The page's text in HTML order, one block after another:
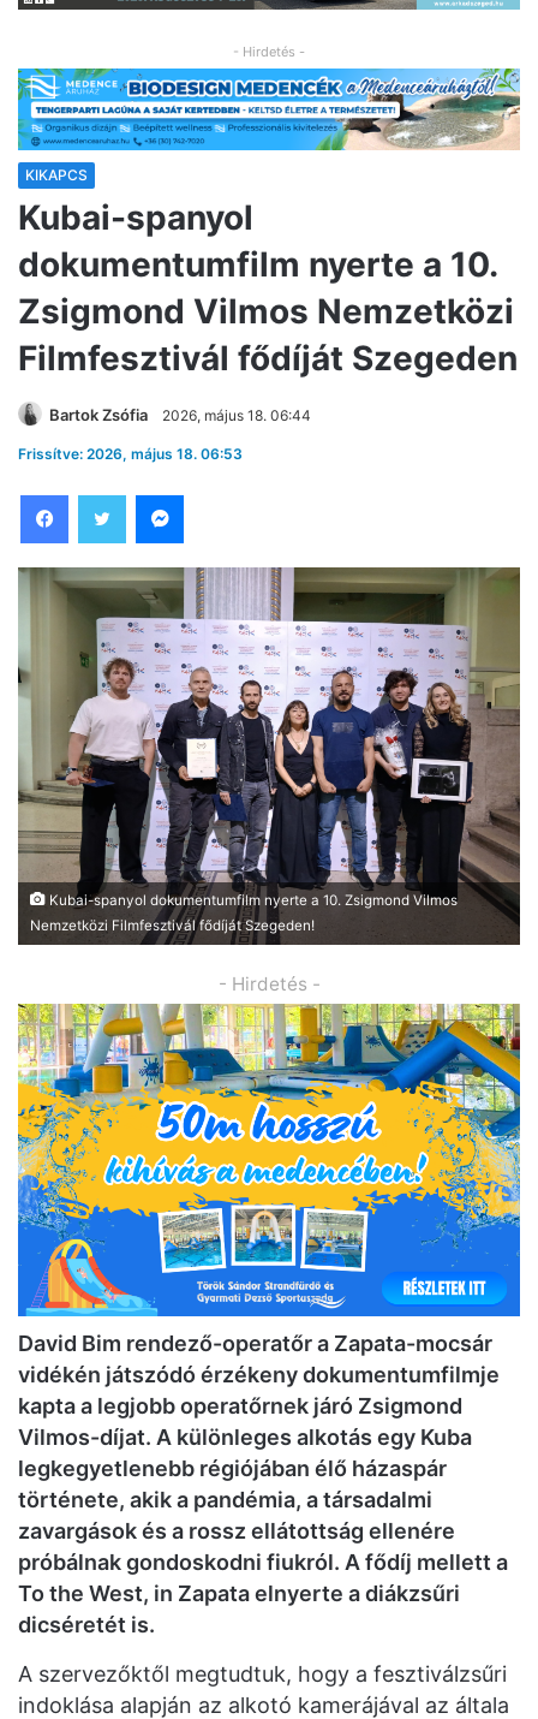
- Hirdetés -
KIKAPCS
Kubai-spanyol
dokumentumfilm nyerte a 10.
Zsigmond Vilmos Nemzetközi
Filmfesztivál fődíját Szegeden
Bartok Zsófia 2026, május 18. 06:44
Frissítve: 2026, május 18. 06:53
Kubai-spanyol dokumentumfilm nyerte a 10. Zsigmond Vilmos
Nemzetközi Filmfesztivál fődíját Szegeden!
- Hirdetés -
David Bim rendező-operatőr a Zapata-mocsár
vidékén játszódó érzékeny dokumentumfilmje
kapta a legjobb operatőrnek járó Zsigmond
Vilmos-díjat. A különleges alkotás egy Kuba
legkegyetlenebb régiójában élő házaspár
története, akik a pandémia, a társadalmi
zavargások és a rossz ellátottság ellenére
próbálnak gondoskodni fiukról. A fődíj mellett a
To the West, in Zapata elnyerte a diákzsűri
dicséretét is.
A szervezőktől megtudtuk, hogy a fesztiválzsűri
indoklása alapján az alkotó kamerájával az általa